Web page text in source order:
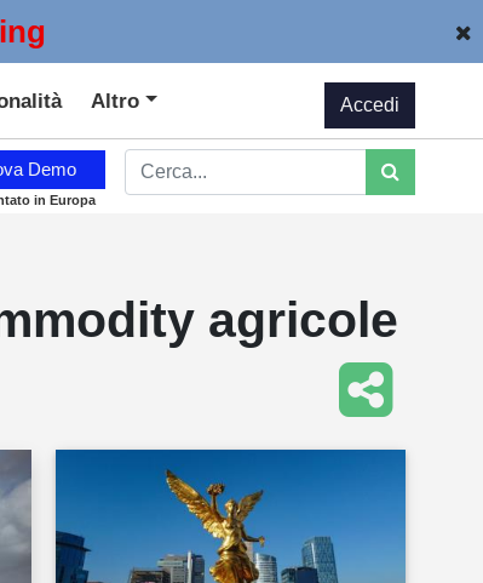
Altro Accedi
Demo
in Europa
agricole